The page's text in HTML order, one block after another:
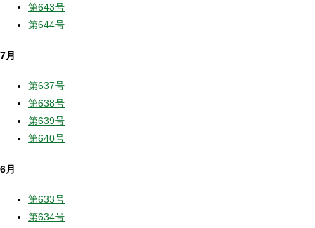
第643号
第644号
7月
第637号
第638号
第639号
第640号
6月
第633号
第634号